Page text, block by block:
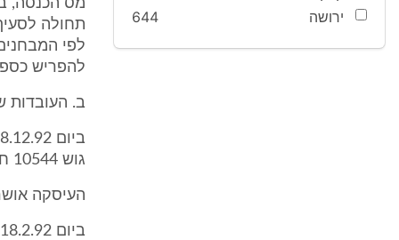
ירושה
644
מס הכנסה,
תחולה
לפי
להפריש כספים בשנת
ב. העובדות
גוש 10544 חלקה 14, גוש 10546 חלקה 15 (להלן: "המגרש").
העיסקה אושרה
ביום 18.2.92 נחתם הסכם פיתוח בין המערערת למינהל ל- 49 שנים.